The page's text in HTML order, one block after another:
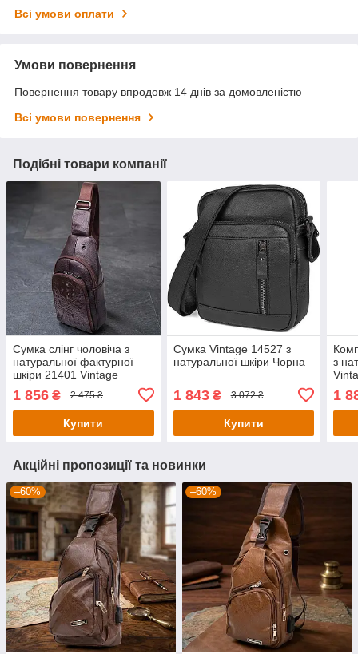
Всі умови оплати
Умови повернення
Повернення товару впродовж 14 днів за домовленістю
Всі умови повернення
Подібні товари компанії
Сумка слінг чоловіча з
натуральної фактурної
шкіри 21401 Vintage
1 856 ₴ 2 475 ₴
Купити
Сумка Vintage 14527 з
натуральної шкіри Чорна
1 843₴ 3 072 ₴
Купити
з
1
Акційні пропозиції та новинки
–60% –60%